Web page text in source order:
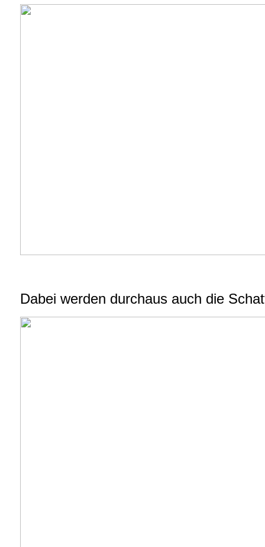
Dabei werden durchaus auch die